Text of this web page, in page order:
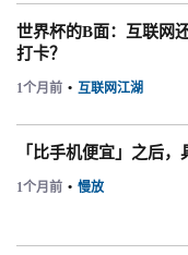
世界杯的B面：互联网
打卡？
1个月前 • 互联网江湖
「比手机便宜」之后
1个月前 • 慢放